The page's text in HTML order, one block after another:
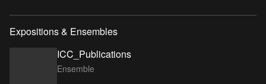
Expositions & Ensembles
ICC_Publications
Ensemble